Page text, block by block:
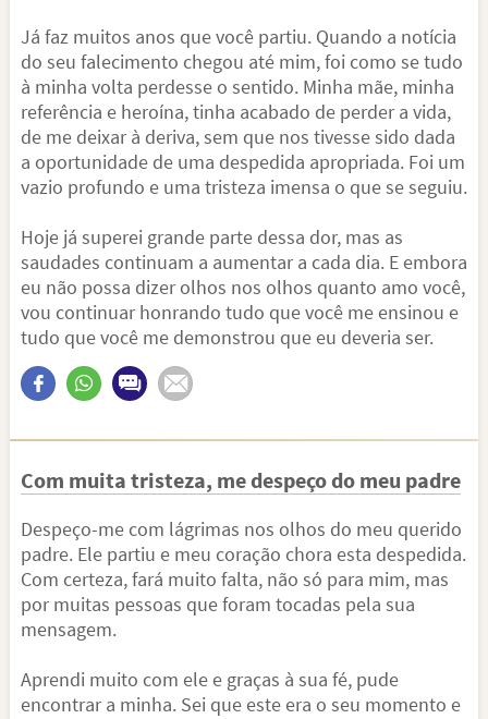
Já faz muitos anos que você partiu. Quando a notícia
do seu falecimento chegou até mim, foi como se tudo
à minha volta perdesse o sentido. Minha mãe, minha
referência e heroína, tinha acabado de perder a vida,
de me deixar à deriva, sem que nos tivesse sido dada
a oportunidade de uma despedida apropriada. Foi um
vazio profundo e uma tristeza imensa o que se seguiu.
Hoje já superei grande parte dessa dor, mas as
saudades continuam a aumentar a cada dia. E embora
eu não possa dizer olhos nos olhos quanto amo você,
vou continuar honrando tudo que você me ensinou e
tudo que você me demonstrou que eu deveria ser.
Com muita tristeza, me despeço do meu padre
Despeço-me com lágrimas nos olhos do meu querido
padre. Ele partiu e meu coração chora esta despedida.
Com certeza, fará muito falta, não só para mim, mas
por muitas pessoas que foram tocadas pela sua
mensagem.
Aprendi muito com ele e graças à sua fé, pude
encontrar a minha. Sei que este era o seu momento e